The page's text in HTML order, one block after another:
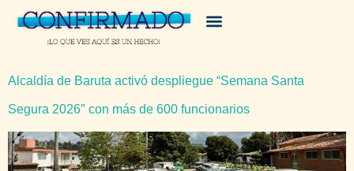
Alcaldía de Baruta activó despliegue “Semana Santa
Segura 2026″ con más de 600 funcionarios